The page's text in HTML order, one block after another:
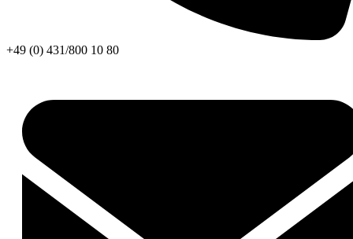
+49 (0) 431/800 10 80